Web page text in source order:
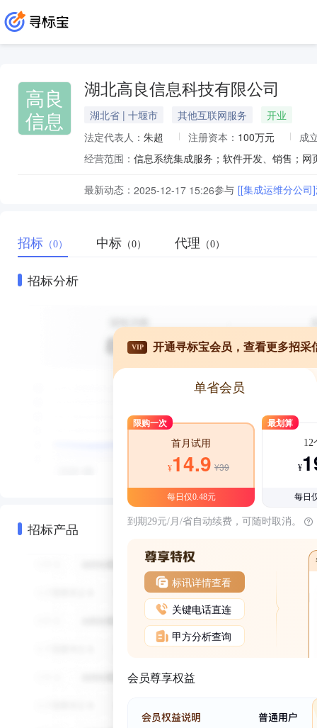
高良
信息
湖北高良信息科技有限公司
湖北省 | 十堰市 其他互联网服务
开业
法定代表人： 朱超 注册资本： 100万元
成
经营范围：
最新动态： 2025-12-17 15:26参与 [[集成运维分公
招标 （0） 中标 （0） 代理 （0）
招标分析
招标产品
VIP 开通寻标宝会员，查看更多招采
单省会员
限购一次
首月试用
¥14.9 ¥39
每日仅0.48元
最划算
12
¥
每日
到期29元/月/省自动续费，可随时取消。
标讯详情查看
关键电话直连
甲方分析查询
会员尊享权益